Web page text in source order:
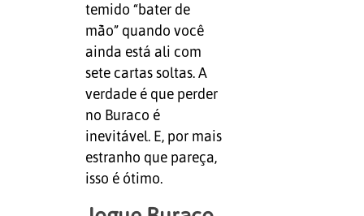
temido “bater de
mão” quando você
ainda está ali com
sete cartas soltas. A
verdade é que perder
no Buraco é
inevitável. E, por mais
estranho que pareça,
isso é ótimo.